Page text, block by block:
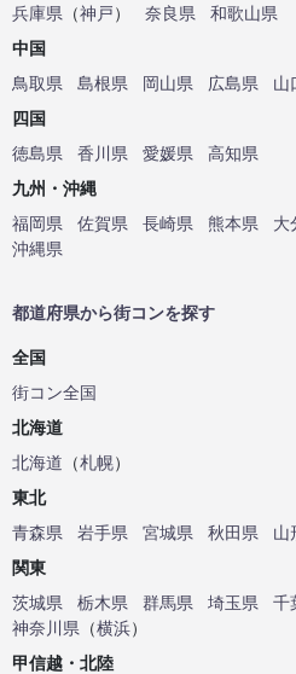
兵庫県 （神戸） 奈良県
和歌山県
中国
鳥取県
島根県 岡山県 広島県
山
四国
徳島県
香川県 愛媛県
高知県
九州・沖縄
福岡県
佐賀県 長崎県 熊本県 大
沖縄県
都道府県から街コンを探す
全国
街コン全国
北海道
北海道 （札幌）
東北
青森県
岩手県 宮城県 秋田県 山
関東
茨城県
栃木県 群馬県 埼玉県 千
神奈川県 （横浜）
甲信越・北陸